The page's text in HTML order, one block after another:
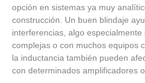
opción en sistemas ya muy
construcción. Un buen blindaje
interferencias, algo
complejas o con muchos equipos
la inductancia también pueden
con determinados amplificadores